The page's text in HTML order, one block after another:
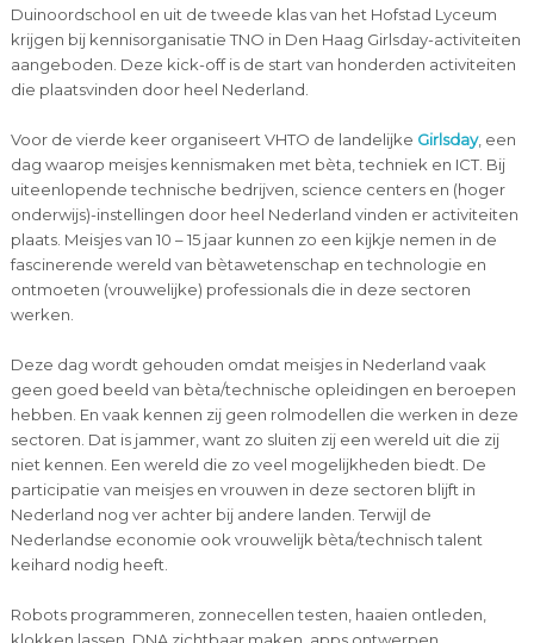
Duinoordschool en uit de tweede klas van het Hofstad Lyceum
krijgen bij kennisorganisatie TNO in Den Haag Girlsday-activiteiten
aangeboden. Deze kick-off is de start van honderden activiteiten
die plaatsvinden door heel Nederland.
Voor de vierde keer organiseert VHTO de landelijke Girlsday, een
dag waarop meisjes kennismaken met bèta, techniek en ICT. Bij
uiteenlopende technische bedrijven, science centers en (hoger
onderwijs)-instellingen door heel Nederland vinden er activiteiten
plaats. Meisjes van 10 – 15 jaar kunnen zo een kijkje nemen in de
fascinerende wereld van bètawetenschap en technologie en
ontmoeten (vrouwelijke) professionals die in deze sectoren
werken.
Deze dag wordt gehouden omdat meisjes in Nederland vaak
geen goed beeld van bèta/technische opleidingen en beroepen
hebben. En vaak kennen zij geen rolmodellen die werken in deze
sectoren. Dat is jammer, want zo sluiten zij een wereld uit die zij
niet kennen. Een wereld die zo veel mogelijkheden biedt. De
participatie van meisjes en vrouwen in deze sectoren blijft in
Nederland nog ver achter bij andere landen. Terwijl de
Nederlandse economie ook vrouwelijk bèta/technisch talent
keihard nodig heeft.
Robots programmeren, zonnecellen testen, haaien ontleden,